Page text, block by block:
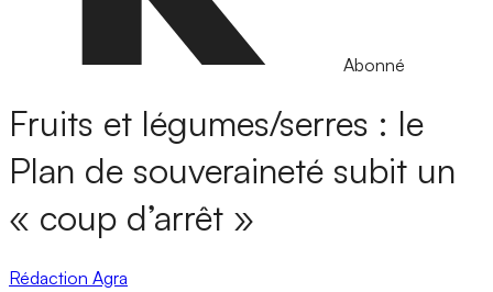
Abonné
Fruits et légumes/serres : le
Plan de souveraineté subit un
« coup d’arrêt »
Rédaction Agra